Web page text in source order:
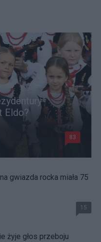
Eldo?
83
gwiazda rocka miała 75
15
żyje głos przeboju